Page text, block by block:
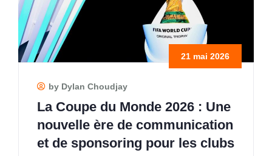
21 mai 2026
by Dylan Choudjay
La Coupe du Monde 2026 : Une
nouvelle ère de communication
et de sponsoring pour les clubs